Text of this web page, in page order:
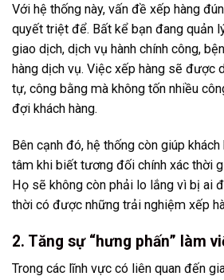
Với hệ thống này, vấn đề xếp hàng
quyết triệt để. Bất kể bạn đang quản
giao dịch, dịch vụ hành chính công,
hàng dịch vụ. Việc xếp hàng sẽ được
tự, công bằng mà không tốn nhiều
đợi khách hàng.
Bên cạnh đó, hệ thống còn giúp
tâm khi biết tương đối chính xác thời
Họ sẽ không còn phải lo lắng vì bị ai
thời có được những trải nghiệm xếp
2. Tăng sự “hưng phấn” làm
Trong các lĩnh vực có liên quan đến